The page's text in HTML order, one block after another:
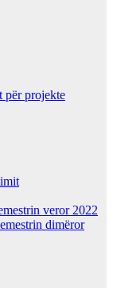
për projekte
veror 2022
dimëror